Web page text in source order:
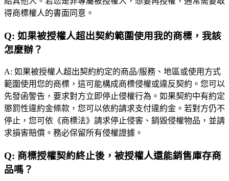
得商標權人的書面同意。
Q: 如果被授權人超出契約範圍使用我的商標，我該
怎麼辦？
A: 如果被授權人超出契約約定的商品/服務、地區或使用方式
範圍使用您的商標，這可能構成商標侵權或違反契約。您可以
先發函警告，要求對方立即停止侵權行為。如果契約中有約定
懲罰性違約金條款，您可以依約請求支付違約金。若對方仍不
停止，您可依《商標法》請求停止侵害、銷毀侵權物品，並請
求損害賠償。務必保留所有侵權證據。
Q: 商標授權契約終止後，被授權人還能銷售庫存商
品嗎？